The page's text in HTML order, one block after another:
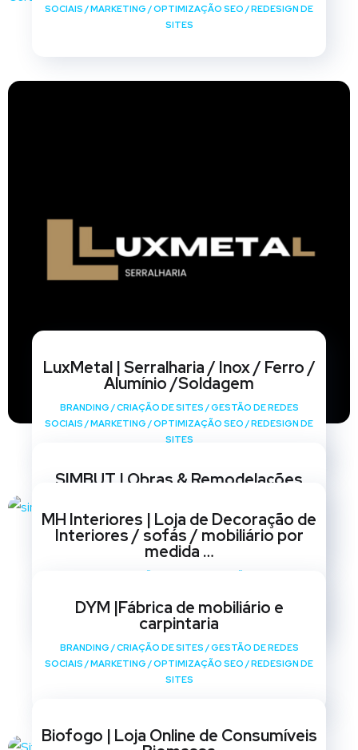
SOCIAIS /MARKETING /OPTIMIZAÇÃO SEO /REDESIGN DE
SITES
LuxMetal | Serralharia / Inox / Ferro /
Alumínio /Soldagem
BRANDING /CRIAÇÃO DE SITES /GESTÃO DE REDES
SOCIAIS /MARKETING /OPTIMIZAÇÃO SEO /REDESIGN DE
SITES
SIMBUT | Obras & Remodelações
SOCIAIS /MARKETING OPTIMIZAÇÃO SEO/ REDESIGN DE
SITES
MH Interiores | Loja de Decoração de
Interiores / sofás / mobiliário por
medida …
SITES
DYM |Fábrica de mobiliário e
carpintaria
BRANDING /CRIAÇÃO DE SITES /GESTÃO DE REDES
SOCIAIS /MARKETING /OPTIMIZAÇÃO SEO /REDESIGN DE
SITES
Biofogo | Loja Online de Consumíveis